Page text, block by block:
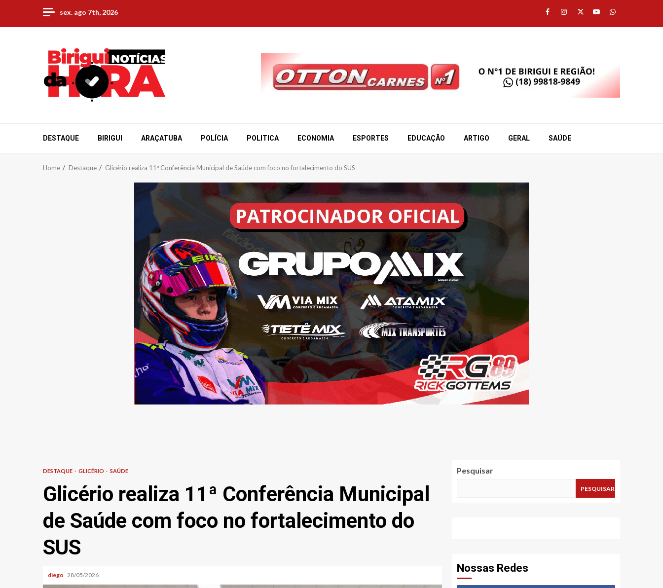
content
sex. ago 7th, 2026 Facebook
Instagram
TwitterYoutubeWhatsapp
DESTAQUE BIRIGUI ARAÇATUBA POLÍCIA POLITICA ECONOMIA ESPORTES EDUCAÇÃO ARTIGO GERAL SAÚDE
Home Destaque Glicério realiza 11ª Conferência Municipal de Saúde com foco no fortalecimento do SUS
DESTAQUE GLICÉRIO SAÚDE
Glicério realiza 11ª Conferência Municipal
de Saúde com foco no fortalecimento do
SUS
diego 28/05/2026
Pesquisar
PESQUISAR
Nossas Redes